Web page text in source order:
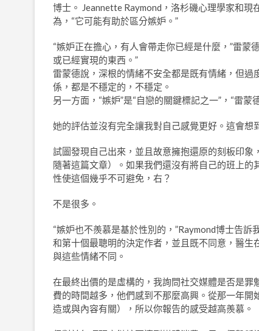
博士。 Jeannette Raymond，洛杉磯心理學家和
為，“它可能有助於區分嫉妒。”
“嫉妒正在擔心，有人會帶走你已經是什麼，”雷
或已經實現的東西。”
雷蒙德說，深根的情緒不安全都是既有情緒，但
係，都是不穩定的，不穩定。
另一方面，“嫉妒”是“自戀的關鍵標記之一”，“雷蒙
她的評估並沒有完全讓我對自己感覺更好。這會想
試圖發現自己出來，並且故意擁抱還原的刻板印
隨著這篇文章）。如果我們還沒有將自己的班上
性使這個幾乎不可避免，右？
不是很多。
“嫉妒也不羨慕是基於性別的，”Raymond博士告
和第十個最聰明的決定作者，並且既不同意，醫
與這些情緒不同。
在最終出價的是虛構的，我詢問社交媒體是否是
費的時間越多，他們感到不那麼高興。從那一年
造或與內容有關），所以你報告的感受越高羨慕。